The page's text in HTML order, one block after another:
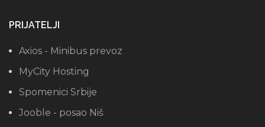
PRIJATELJI
Axios - Minibus prevoz
MyCity Hosting
Spomenici Srbije
Jooble - posao Niš